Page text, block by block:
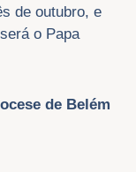
de outubro, e
o Papa
de Belém